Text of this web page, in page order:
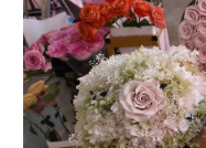
辽宁 吉林
浙江 安徽
山东 河南